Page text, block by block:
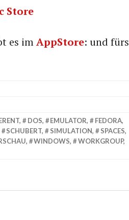
Store
es imAppStore: und fürs
, DOS, EMULATOR, FEDORA,
SCHUBERT, SIMULATION, SPACES,
, WINDOWS, WORKGROUP,